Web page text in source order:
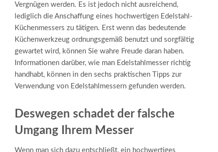
Vergnügen werden. Es ist jedoch nicht ausreichend,
lediglich die Anschaffung eines hochwertigen Edelstahl-
Küchenmessers zu tätigen. Erst wenn das bedeutende
Küchenwerkzeug ordnungsgemäß benutzt und sorgfältig
gewartet wird, können Sie wahre Freude daran haben.
Informationen darüber, wie man Edelstahlmesser richtig
handhabt, können in den sechs praktischen Tipps zur
Verwendung von Edelstahlmessern gefunden werden.
Deswegen schadet der falsche
Umgang Ihrem Messer
Wenn man sich dazu entschließt, ein hochwertiges